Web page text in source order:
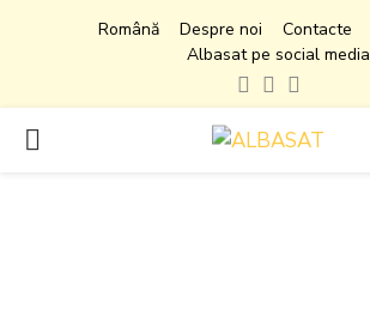
Română Despre noi Contacte
Albasat pe social media
Facebook
Instagram
PRIMARY